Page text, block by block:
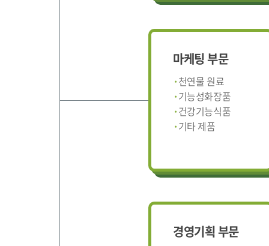
마케팅 부문
천연물 원료
기능성화장품
건강기능식품
기타 제품
경영기획 부문